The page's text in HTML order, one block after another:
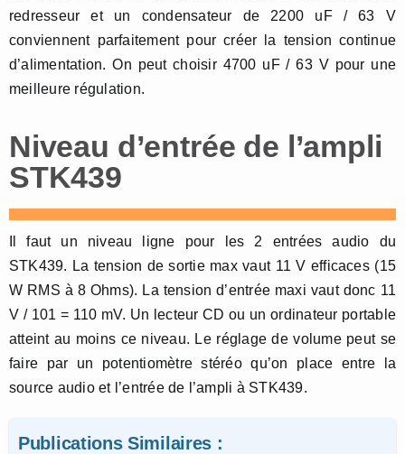
redresseur et un condensateur de 2200 uF / 63 V
conviennent parfaitement pour créer la tension continue
d’alimentation. On peut choisir 4700 uF / 63 V pour une
meilleure régulation.
Niveau d’entrée de l’ampli
STK439
Il faut un niveau ligne pour les 2 entrées audio du
STK439. La tension de sortie max vaut 11 V efficaces (15
W RMS à 8 Ohms). La tension d’entrée maxi vaut donc 11
V / 101 = 110 mV. Un lecteur CD ou un ordinateur portable
atteint au moins ce niveau. Le réglage de volume peut se
faire par un potentiomètre stéréo qu’on place entre la
source audio et l’entrée de l’ampli à STK439.
Publications Similaires :